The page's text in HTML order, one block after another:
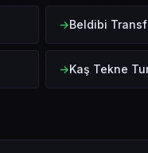
Beldibi
Kaş Tekne